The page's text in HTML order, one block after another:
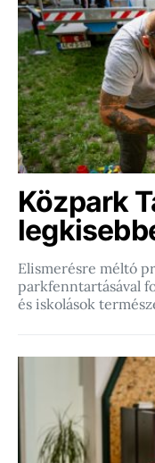
Közpark
Elismerésre méltó
parkfenntartásával
és iskolások